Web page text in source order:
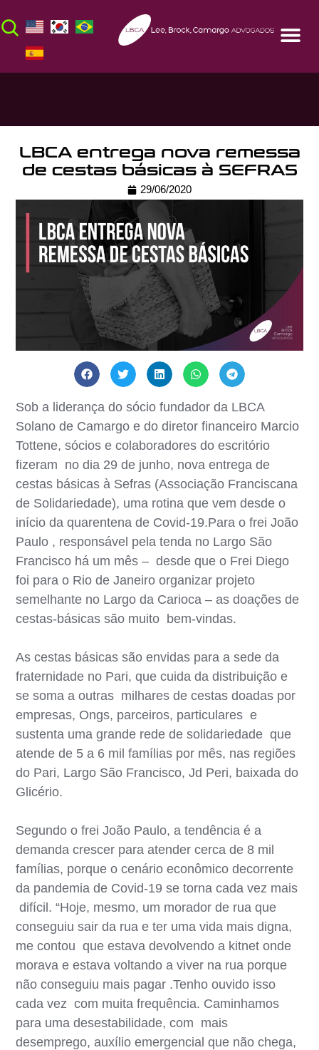
LBCA entrega nova remessa
de cestas básicas à SEFRAS
29/06/2020
Sob a liderança do sócio fundador da LBCA
Solano de Camargo e do diretor financeiro Marcio
Tottene, sócios e colaboradores do escritório
fizeram no dia 29 de junho, nova entrega de
cestas básicas à Sefras (Associação Franciscana
de Solidariedade), uma rotina que vem desde o
início da quarentena de Covid-19.Para o frei João
Paulo , responsável pela tenda no Largo São
Francisco há um mês – desde que o Frei Diego
foi para o Rio de Janeiro organizar projeto
semelhante no Largo da Carioca – as doações de
cestas-básicas são muito bem-vindas.
As cestas básicas são envidas para a sede da
fraternidade no Pari, que cuida da distribuição e
se soma a outras milhares de cestas doadas por
empresas, Ongs, parceiros, particulares e
sustenta uma grande rede de solidariedade que
atende de 5 a 6 mil famílias por mês, nas regiões
do Pari, Largo São Francisco, Jd Peri, baixada do
Glicério.
Segundo o frei João Paulo, a tendência é a
demanda crescer para atender cerca de 8 mil
famílias, porque o cenário econômico decorrente
da pandemia de Covid-19 se torna cada vez mais
difícil. “Hoje, mesmo, um morador de rua que
conseguiu sair da rua e ter uma vida mais digna,
me contou que estava devolvendo a kitnet onde
morava e estava voltando a viver na rua porque
não conseguiu mais pagar .Tenho ouvido isso
cada vez com muita frequência. Caminhamos
para uma desestabilidade, com mais
desemprego, auxílio emergencial que não chega,